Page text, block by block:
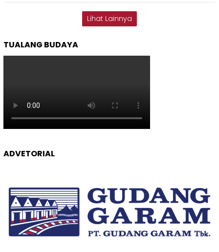
Lihat Lainnya
TUALANG BUDAYA
ADVETORIAL